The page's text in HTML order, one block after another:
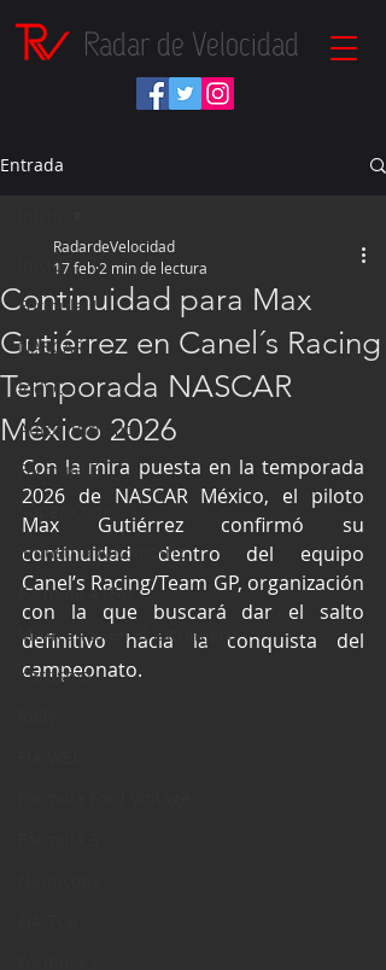
Radar de Velocidad
Entrada
Inicio
Fórmula 1
NASCAR
IndyCar
Autos Turismo
Fórmula E
Súper Copa
Industria Automotriz
Fórmula 4 (F4)
Mexicanos en el extranjero
Kartismo
Continuidad para Max
Gutiérrez en Canel´s Racing
Temporada NASCAR
México 2026
RadardeVelocidad
17 feb 2 min de lectura
Con la mira puesta en la temporada
2026 de NASCAR México, el piloto
Max Gutiérrez confirmó su
continuidad dentro del equipo
Canel’s Racing/Team GP, organización
con la que buscará dar el salto
definitivo hacia la conquista del
campeonato.